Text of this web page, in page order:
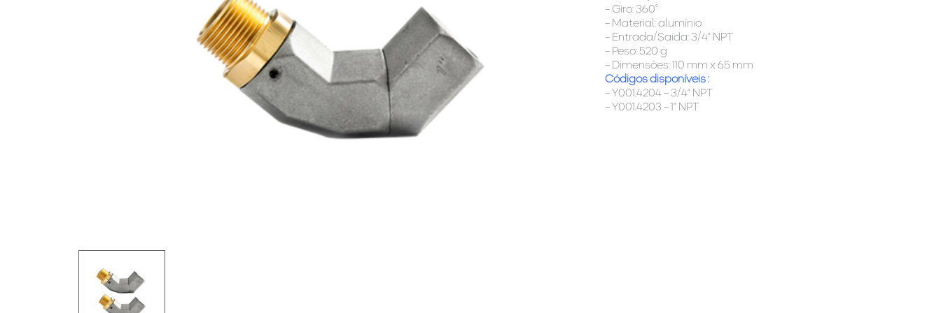
– Giro: 360°
– Material: alumínio
– Entrada/Saída: 3/4” NPT
– Peso: 520 g
– Dimensões: 110 mm x 65 mm
Códigos disponíveis :
– Y001.4204 – 3/4” NPT
– Y001.4203 – 1” NPT